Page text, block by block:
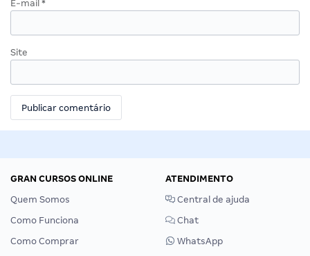
E-mail *
Site
GRAN CURSOS ONLINE
Quem Somos
Como Funciona
Como Comprar
ATENDIMENTO
Central de ajuda
Chat
WhatsApp